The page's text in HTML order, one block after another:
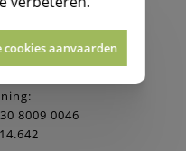
, 2018 Antwerpen
8009 0046
cookies aanvaarden